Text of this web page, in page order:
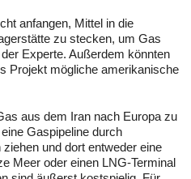
anfangen, Mittel in die
zu stecken, um Gas
Experte. Außerdem könnten
Projekt mögliche amerikanische
aus dem Iran nach Europa zu
Gaspipeline durch
und dort entweder eine
Meer oder einen LNG-Terminal